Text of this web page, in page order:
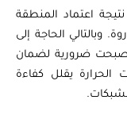
اعتماد المنطقة
وبالتالي الحاجة إلى
ضرورية لضمان
الحرارة يقلل كفاءة